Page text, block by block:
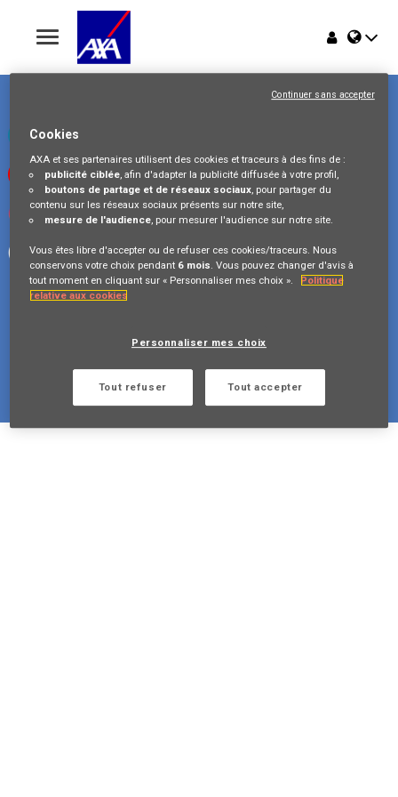
Toggle
navigation
Offres
Pourquoi AXA Belgium
Consultez notre page LinkedIn
Regardez nos vidéos sur Youtube
Visitez-nous sur Instagram
Suivez notre page Facebook
Confidentialité des données
FAQ
Cookie Policy
Legal Information
Cookies
AXA et ses partenaires utilisent des cookies et traceurs à des fins de :
publicité ciblée, afin d'adapter la publicité diffusée à votre profil,
boutons de partage et de réseaux sociaux, pour partager du
contenu sur les réseaux sociaux présents sur notre site,
mesure de l'audience, pour mesurer l'audience sur notre site.
Vous êtes libre d'accepter ou de refuser ces cookies/traceurs. Nous
conservons votre choix pendant 6 mois. Vous pouvez changer d'avis à
tout moment en cliquant sur « Personnaliser mes choix ».
Politique
relative aux cookies
Personnaliser mes choix
Tout refuser Tout accepter
Continuer sans accepter